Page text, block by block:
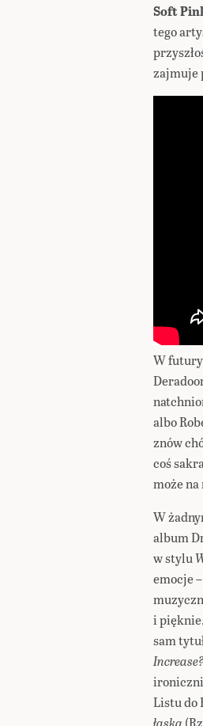
Soft
tego
zajmuje
W
albo
znów
coś
może
W
album
w stylu
emocje
i
sam
Increase?
Listu do